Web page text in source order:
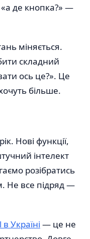
«а де кнопка?» —
міняється.
складний
ось це?». Це
більше.
Нові функції,
інтелект
розібратись
Не все підряд —
Україні — це не